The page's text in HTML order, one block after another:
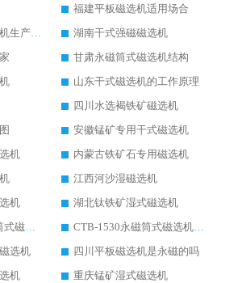
福建平板磁选机适用场合
江西平板全自动磁选机生产厂家
湖南干式强磁磁选机
甘肃永磁筒式磁选机结构
山东干式磁选机的工作原理
四川水选褐铁矿磁选机
安徽锰矿专用干式磁选机
机
内蒙古铁矿石专用磁选机
江西河沙湿磁选机
机
湖北钛铁矿湿式磁选机
CTB-1540新疆永磁筒式磁选机
CTB-1530永磁筒式磁选机代理商
选机
四川平板磁选机是永磁的吗
机
重庆锰矿湿式磁选机